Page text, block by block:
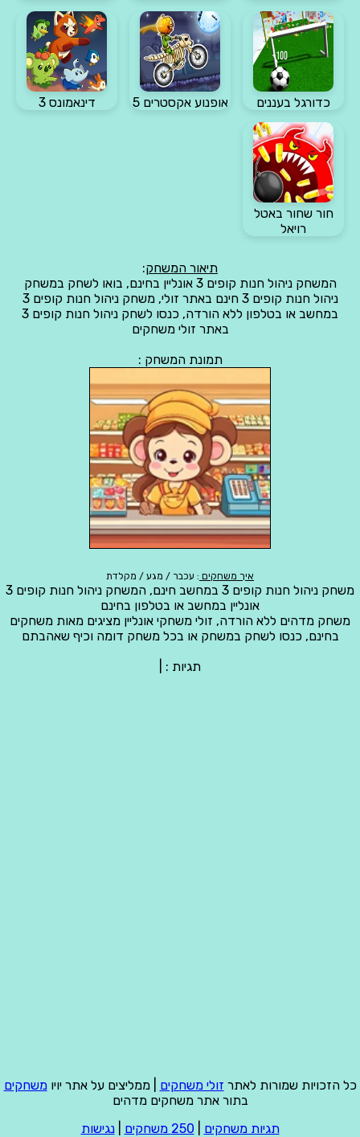
כדורגל בעננים אופנוע אקסטרים 5 דינאמונס 3
חור שחור באטל
רויאל
תיאור המשחק:
המשחק ניהול חנות קופים 3 אונליין בחינם, בואו לשחק במשחק
ניהול חנות קופים 3 חינם באתר זולי, משחק ניהול חנות קופים 3
במחשב או בטלפון ללא הורדה, כנסו לשחק ניהול חנות קופים 3
באתר זולי משחקים
תמונת המשחק :
איך משחקים : עכבר / מגע / מקלדת
משחק ניהול חנות קופים 3 במחשב חינם, המשחק ניהול חנות קופים 3
אונליין במחשב או בטלפון בחינם
משחק מדהים ללא הורדה, זולי משחקי אונליין מציגים מאות משחקים
בחינם, כנסו לשחק במשחק או בכל משחק דומה וכיף שאהבתם
תגיות :
כל הזכויות שמורות לאתר זולי משחקים | ממליצים על אתר יויומשחקים
בתור אתר משחקים מדהים
תגיות משחקים
250 משחקים |נגישות